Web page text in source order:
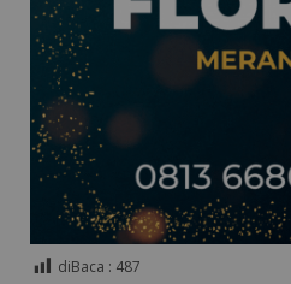
diBaca : 487